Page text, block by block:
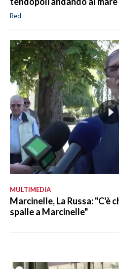
Red
MULTIMEDIA
Marcinelle, La Russa: "C'è
spalle a Marcinelle"